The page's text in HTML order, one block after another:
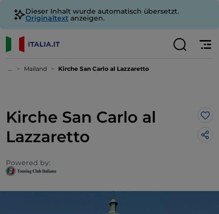
Dieser Inhalt wurde automatisch übersetzt.
Originaltext anzeigen.
... Mailand Kirche San Carlo al Lazzaretto
Kirche San Carlo al
Lazzaretto
Powered by: